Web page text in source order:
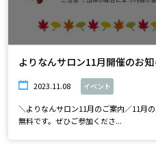
よりなんサロン11月開催のお知
2023.11.08 イベント
＼よりなんサロン11月のご案内／11月
無料です。ぜひご参加くださ...